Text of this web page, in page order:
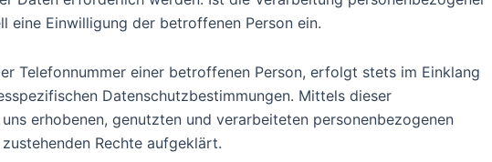
eine Einwilligung der betroffenen Person ein.
Telefonnummer einer betroffenen Person, erfolgt stets im Einklang
Datenschutzbestimmungen. Mittels dieser
erhobenen, genutzten und verarbeiteten personenbezogenen
Rechte aufgeklärt.